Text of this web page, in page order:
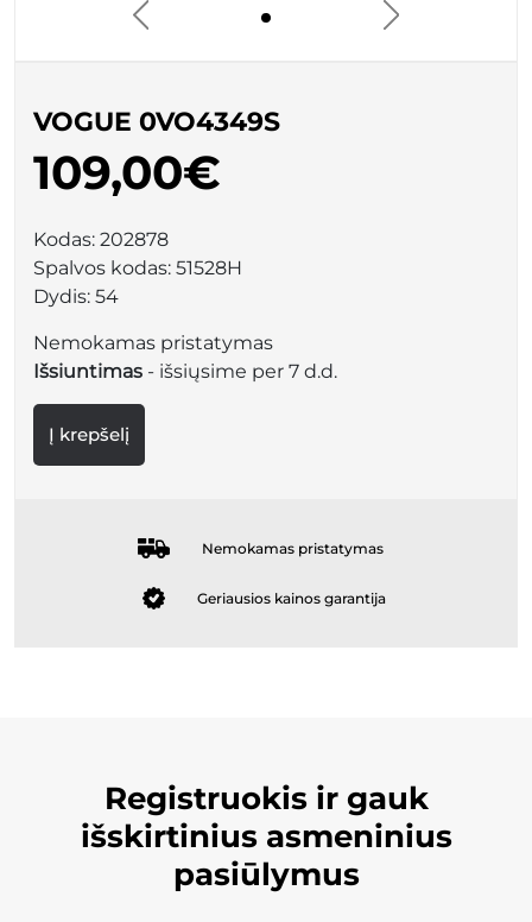
VOGUE 0VO4349S
109,00€
Kodas: 202878
Spalvos kodas: 51528H
Dydis: 54
Nemokamas pristatymas
Išsiuntimas - išsiųsime per 7 d.d.
Į krepšelį
Nemokamas pristatymas
Geriausios kainos garantija
Registruokis ir gauk
išskirtinius asmeninius
pasiūlymus